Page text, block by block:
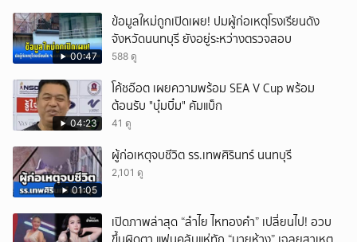
00:47
ข้อมูลใหม่ถูกเปิดเผย! ปมผู้ก่อเหตุโรงเรียนดัง
จังหวัดนนทบุรี ยังอยู่ระหว่างตรวจสอบ
588 ดู
04:23
โค้ชอ๊อต เผยความพร้อม SEA V Cup พร้อม
ต้อนรับ "บุ๋มบิ๋ม" คัมแบ็ก
41 ดู
01:05
ผู้ก่อเหตุจบชีวิต รร.เทพศิรินทร์ นนทบุรี
2,101 ดู
เปิดภาพล่าสุด “ลำไย ไหทองคำ” เปลี่ยนไป! อวบ